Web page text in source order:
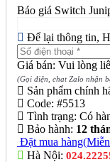
Báo giá Switch
Để lại thông tin,
Giá bán: Vui lòng
(Gọi điện, chat Zalo nhận
Sản phẩm chính
Code: #5513
Tình trạng: Có
Bảo hành: 12
Đặt mua hàng
Hà Nội: